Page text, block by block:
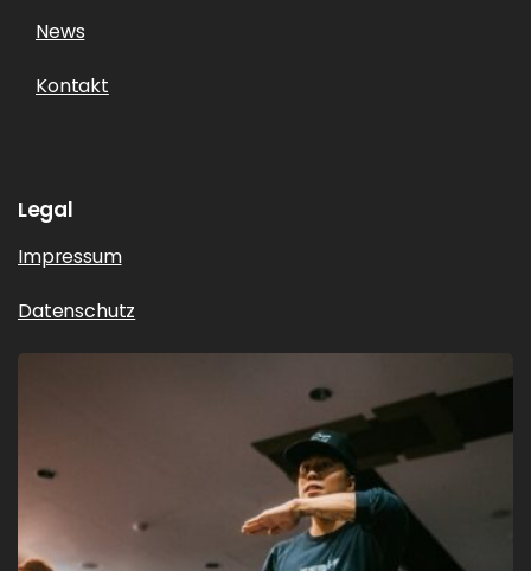
News
Kontakt
Legal
Impressum
Datenschutz